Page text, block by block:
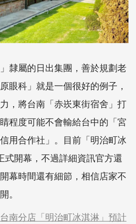
隸屬的日出集團，善於規劃老
眼科」就是一個很好的例子，
，將台南「赤崁東街宿舍」打
程度可能不會輸給台中的「宮
用合作社」。目前「明治町冰
式開幕，不過詳細資訊官方還
幕時間還有細節，相信店家不
。
南分店「明治町冰淇淋」預計